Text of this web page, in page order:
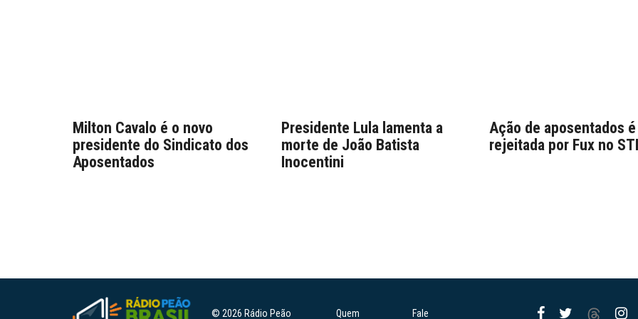
Milton Cavalo é o novo
presidente do Sindicato dos
Aposentados
Presidente Lula lamenta a
morte de João Batista
Inocentini
Ação de aposentados é
rejeitada por Fux no
© 2026 Rádio Peão Quem Fale